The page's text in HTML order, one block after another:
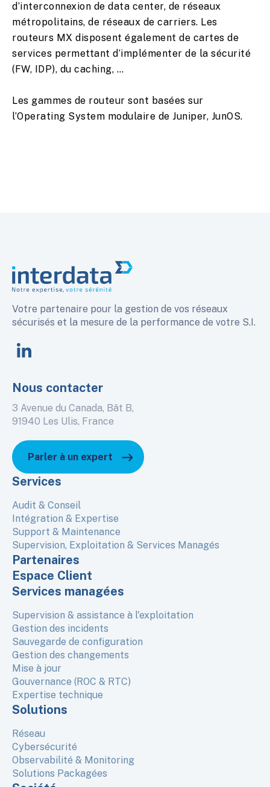
d’interconnexion de data center, de réseaux
métropolitains, de réseaux de carriers. Les
routeurs MX disposent également de cartes de
services permettant d’implémenter de la sécurité
(FW, IDP), du caching, …
Les gammes de routeur sont basées sur
l’Operating System modulaire de Juniper, JunOS.
Votre partenaire pour la gestion de vos réseaux
sécurisés et la mesure de la performance de votre S.I.
linkedin
Nous contacter
3 Avenue du Canada, Bât B,
91940 Les Ulis, France
Parler à un expert
Services
Audit & Conseil
Intégration & Expertise
Support & Maintenance
Supervision, Exploitation & Services Managés
Partenaires
Espace Client
Services managées
Supervision & assistance à l'exploitation
Gestion des incidents
Sauvegarde de configuration
Gestion des changements
Mise à jour
Gouvernance (ROC & RTC)
Expertise technique
Solutions
Réseau
Cybersécurité
Observabilité & Monitoring
Solutions Packagées